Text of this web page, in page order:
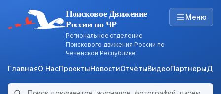
Поисковое Движение
России по ЧР
Региональное отделение
Поискового движения России по
Чеченской Республике
Меню
ГлавнаяО НасПроектыНовостиОтчётыВидеоПартнёры
Поиск по архиву